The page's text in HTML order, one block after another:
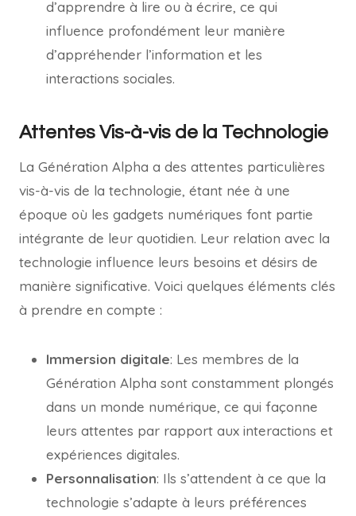
d’apprendre à lire ou à écrire, ce qui
influence profondément leur manière
d’appréhender l’information et les
interactions sociales.
Attentes Vis-à-vis de la Technologie
La Génération Alpha a des attentes particulières
vis-à-vis de la technologie, étant née à une
époque où les gadgets numériques font partie
intégrante de leur quotidien. Leur relation avec la
technologie influence leurs besoins et désirs de
manière significative. Voici quelques éléments clés
à prendre en compte :
Immersion digitale: Les membres de la
Génération Alpha sont constamment plongés
dans un monde numérique, ce qui façonne
leurs attentes par rapport aux interactions et
expériences digitales.
Personnalisation: Ils s’attendent à ce que la
technologie s’adapte à leurs préférences